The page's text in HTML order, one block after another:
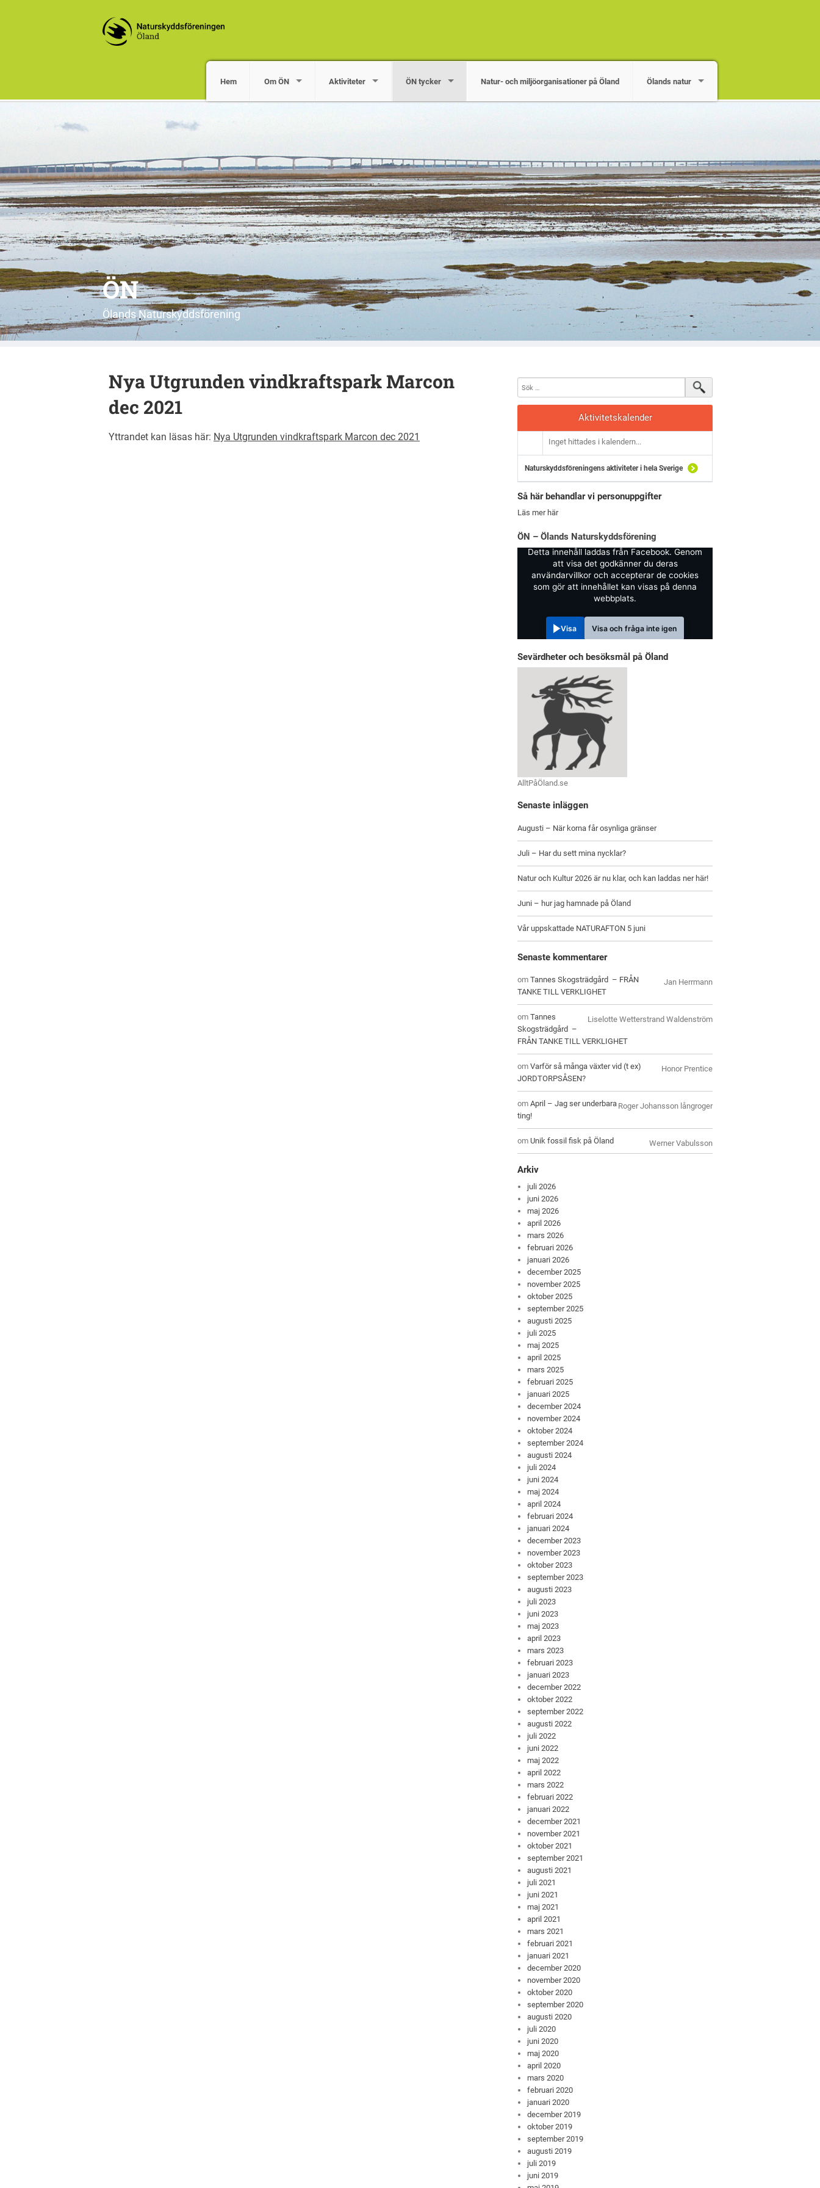
Hem Om ÖN Aktiviteter ÖN tycker Natur- och miljöorganisationer på Öland Ölands natur
ÖN
Ölands Naturskyddsförening
Nya Utgrunden vindkraftspark Marcon
dec 2021
Yttrandet kan läsas här: Nya Utgrunden vindkraftspark Marcon dec 2021
Aktivitetskalender
Inget hittades i kalendern...
Naturskyddsföreningens aktiviteter i hela Sverige
Så här behandlar vi personuppgifter
Läs mer här
ÖN – Ölands Naturskyddsförening
Detta innehåll laddas från Facebook. Genom
att visa det godkänner du deras
användarvillkor och accepterar de cookies
som gör att innehållet kan visas på denna
webbplats.
Visa Visa och fråga inte igen
Sevärdheter och besöksmål på Öland
AlltPåÖland.se
Senaste inläggen
Augusti – När korna får osynliga gränser
Juli – Har du sett mina nycklar?
Natur och Kultur 2026 är nu klar, och kan laddas ner här!
Juni – hur jag hamnade på Öland
Vår uppskattade NATURAFTON 5 juni
Senaste kommentarer
Jan Herrmann
omTannes Skogsträdgård – FRÅN
TANKE TILL VERKLIGHET
Liselotte Wetterstrand Waldenström
omTannes
Skogsträdgård –
FRÅN TANKE TILL VERKLIGHET
Honor Prentice
omVarför så många växter vid (t ex)
JORDTORPSÅSEN?
Roger Johansson långroger
omApril – Jag ser underbara
ting!
Werner Vabulsson
om Unik fossil fisk på Öland
Arkiv
juli 2026
juni 2026
maj 2026
april 2026
mars 2026
februari 2026
januari 2026
december 2025
november 2025
oktober 2025
september 2025
augusti 2025
juli 2025
maj 2025
april 2025
mars 2025
februari 2025
januari 2025
december 2024
november 2024
oktober 2024
september 2024
augusti 2024
juli 2024
juni 2024
maj 2024
april 2024
februari 2024
januari 2024
december 2023
november 2023
oktober 2023
september 2023
augusti 2023
juli 2023
juni 2023
maj 2023
april 2023
mars 2023
februari 2023
januari 2023
december 2022
oktober 2022
september 2022
augusti 2022
juli 2022
juni 2022
maj 2022
april 2022
mars 2022
februari 2022
januari 2022
december 2021
november 2021
oktober 2021
september 2021
augusti 2021
juli 2021
juni 2021
maj 2021
april 2021
mars 2021
februari 2021
januari 2021
december 2020
november 2020
oktober 2020
september 2020
augusti 2020
juli 2020
juni 2020
maj 2020
april 2020
mars 2020
februari 2020
januari 2020
december 2019
oktober 2019
september 2019
augusti 2019
juli 2019
juni 2019